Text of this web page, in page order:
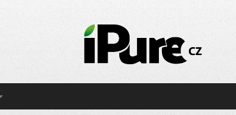
IPURE.CZ
Prémiový Apple e-
reklamy, žádné